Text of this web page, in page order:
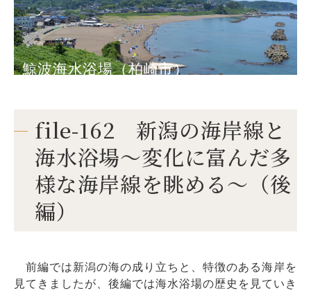
鯨波海水浴場（柏崎市）
file-162 新潟の海岸線と
海水浴場～変化に富んだ多
様な海岸線を眺める～（後
編）
前編では新潟の海の成り立ちと、特徴のある海岸を
見てきましたが、後編では海水浴場の歴史を見ていき